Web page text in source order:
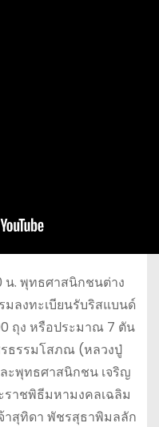
น. พุทธศาสนิกชนต่าง
ลงทะเบียนรับริสแบนด์
ถุง หรือประมาณ 7 ตัน
รธรรมโสภณ (หลวงปู่
ะพุทธศาสนิกชน เจริญ
าชพิธีมหามงคลเฉลิม
าสุทิดา พัชรสุธาพิมลลัก